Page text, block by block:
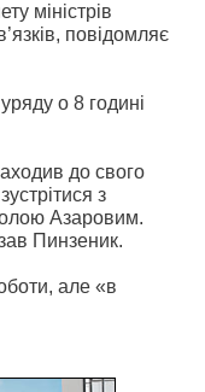
міністрів
повідомляє
о 8 годині
до свого
з
Азаровим.
Пинзеник.
але «в